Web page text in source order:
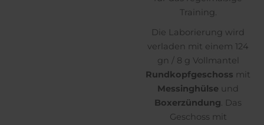
Training.
Die Laborierung wird
verladen mit einem 124
gn / 8 g Vollmantel
Rundkopfgeschoss mit
Messinghülse und
Boxerzündung. Das
Geschoss mit